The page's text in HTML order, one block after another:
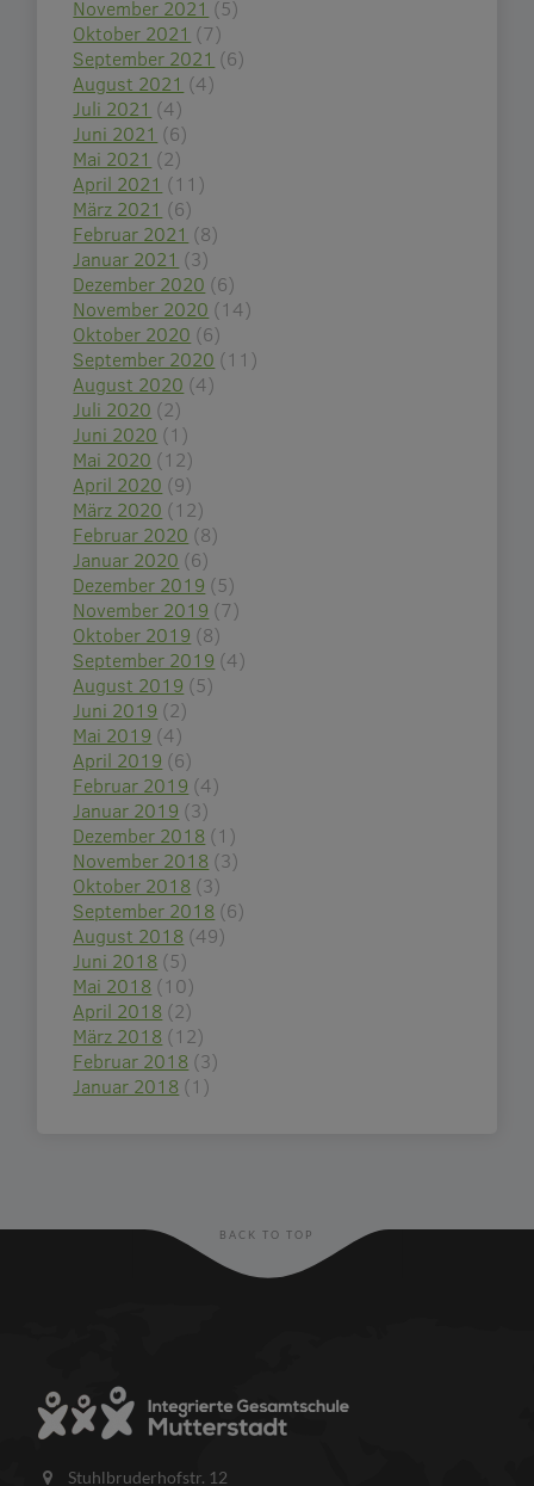
November 2021 (5)
Oktober 2021 (7)
September 2021 (6)
August 2021 (4)
Juli 2021 (4)
Juni 2021 (6)
Mai 2021 (2)
April 2021 (11)
März 2021 (6)
Februar 2021 (8)
Januar 2021 (3)
Dezember 2020 (6)
November 2020 (14)
Oktober 2020 (6)
September 2020 (11)
August 2020 (4)
Juli 2020 (2)
Juni 2020 (1)
Mai 2020 (12)
April 2020 (9)
März 2020 (12)
Februar 2020 (8)
Januar 2020 (6)
Dezember 2019 (5)
November 2019 (7)
Oktober 2019 (8)
September 2019 (4)
August 2019 (5)
Juni 2019 (2)
Mai 2019 (4)
April 2019 (6)
Februar 2019 (4)
Januar 2019 (3)
Dezember 2018 (1)
November 2018 (3)
Oktober 2018 (3)
September 2018 (6)
August 2018 (49)
Juni 2018 (5)
Mai 2018 (10)
April 2018 (2)
März 2018 (12)
Februar 2018 (3)
Januar 2018 (1)
BACK TO TOP
Stuhlbruderhofstr. 12